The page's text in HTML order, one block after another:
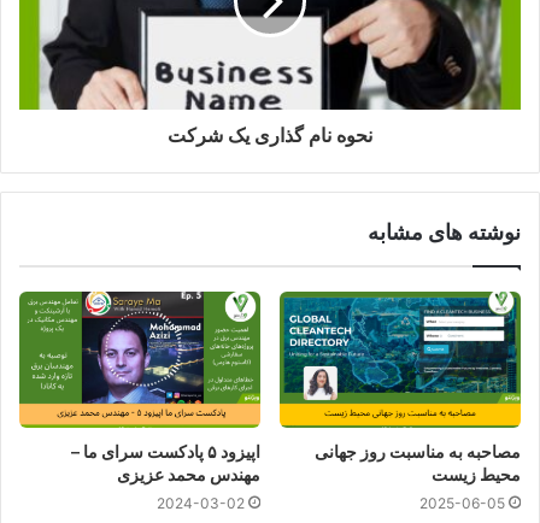
نحوه نام گذاری یک شرکت
نوشته های مشابه
مصاحبه به مناسبت روز جهانی
محیط زیست
2025-06-05
اپیزود ۵ پادکست سرای ما –
مهندس محمد عزیزی
2024-03-02